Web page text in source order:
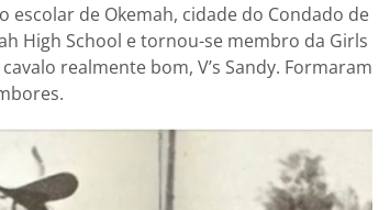
de Okemah, cidade do Condado de
High School e tornou-se membro da Girls
realmente bom, V’s Sandy. Formaram